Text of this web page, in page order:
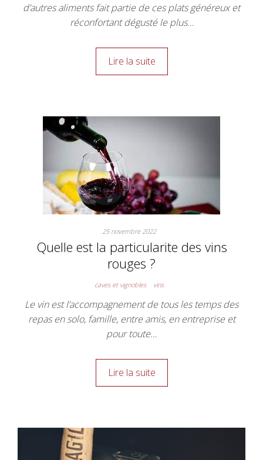
d’autres aliments fait partie de ces plats généreux et
réconfortant dégusté le plus…
Lire la suite
25 novembre 2022
Quelle est la particularite des vins
rouges ?
caves et vignobles vins
Le vin est l’accompagnement de tous les temps des
repas en solo, famille, entre amis, en entreprise et
pour toute…
Lire la suite